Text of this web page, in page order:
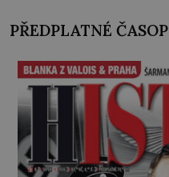
PŘEDPLATNÉ